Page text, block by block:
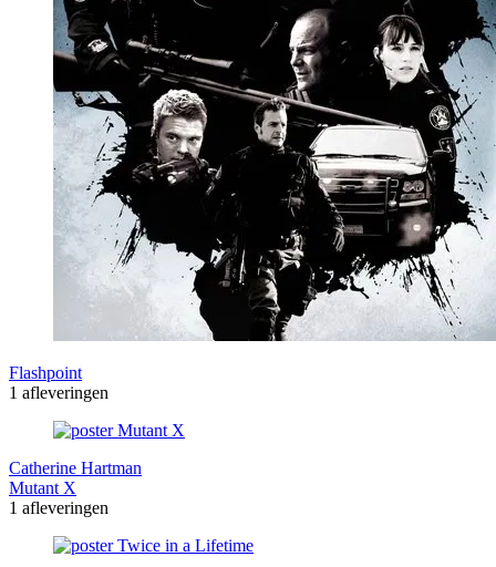
Flashpoint
1 afleveringen
Catherine Hartman
Mutant X
1 afleveringen